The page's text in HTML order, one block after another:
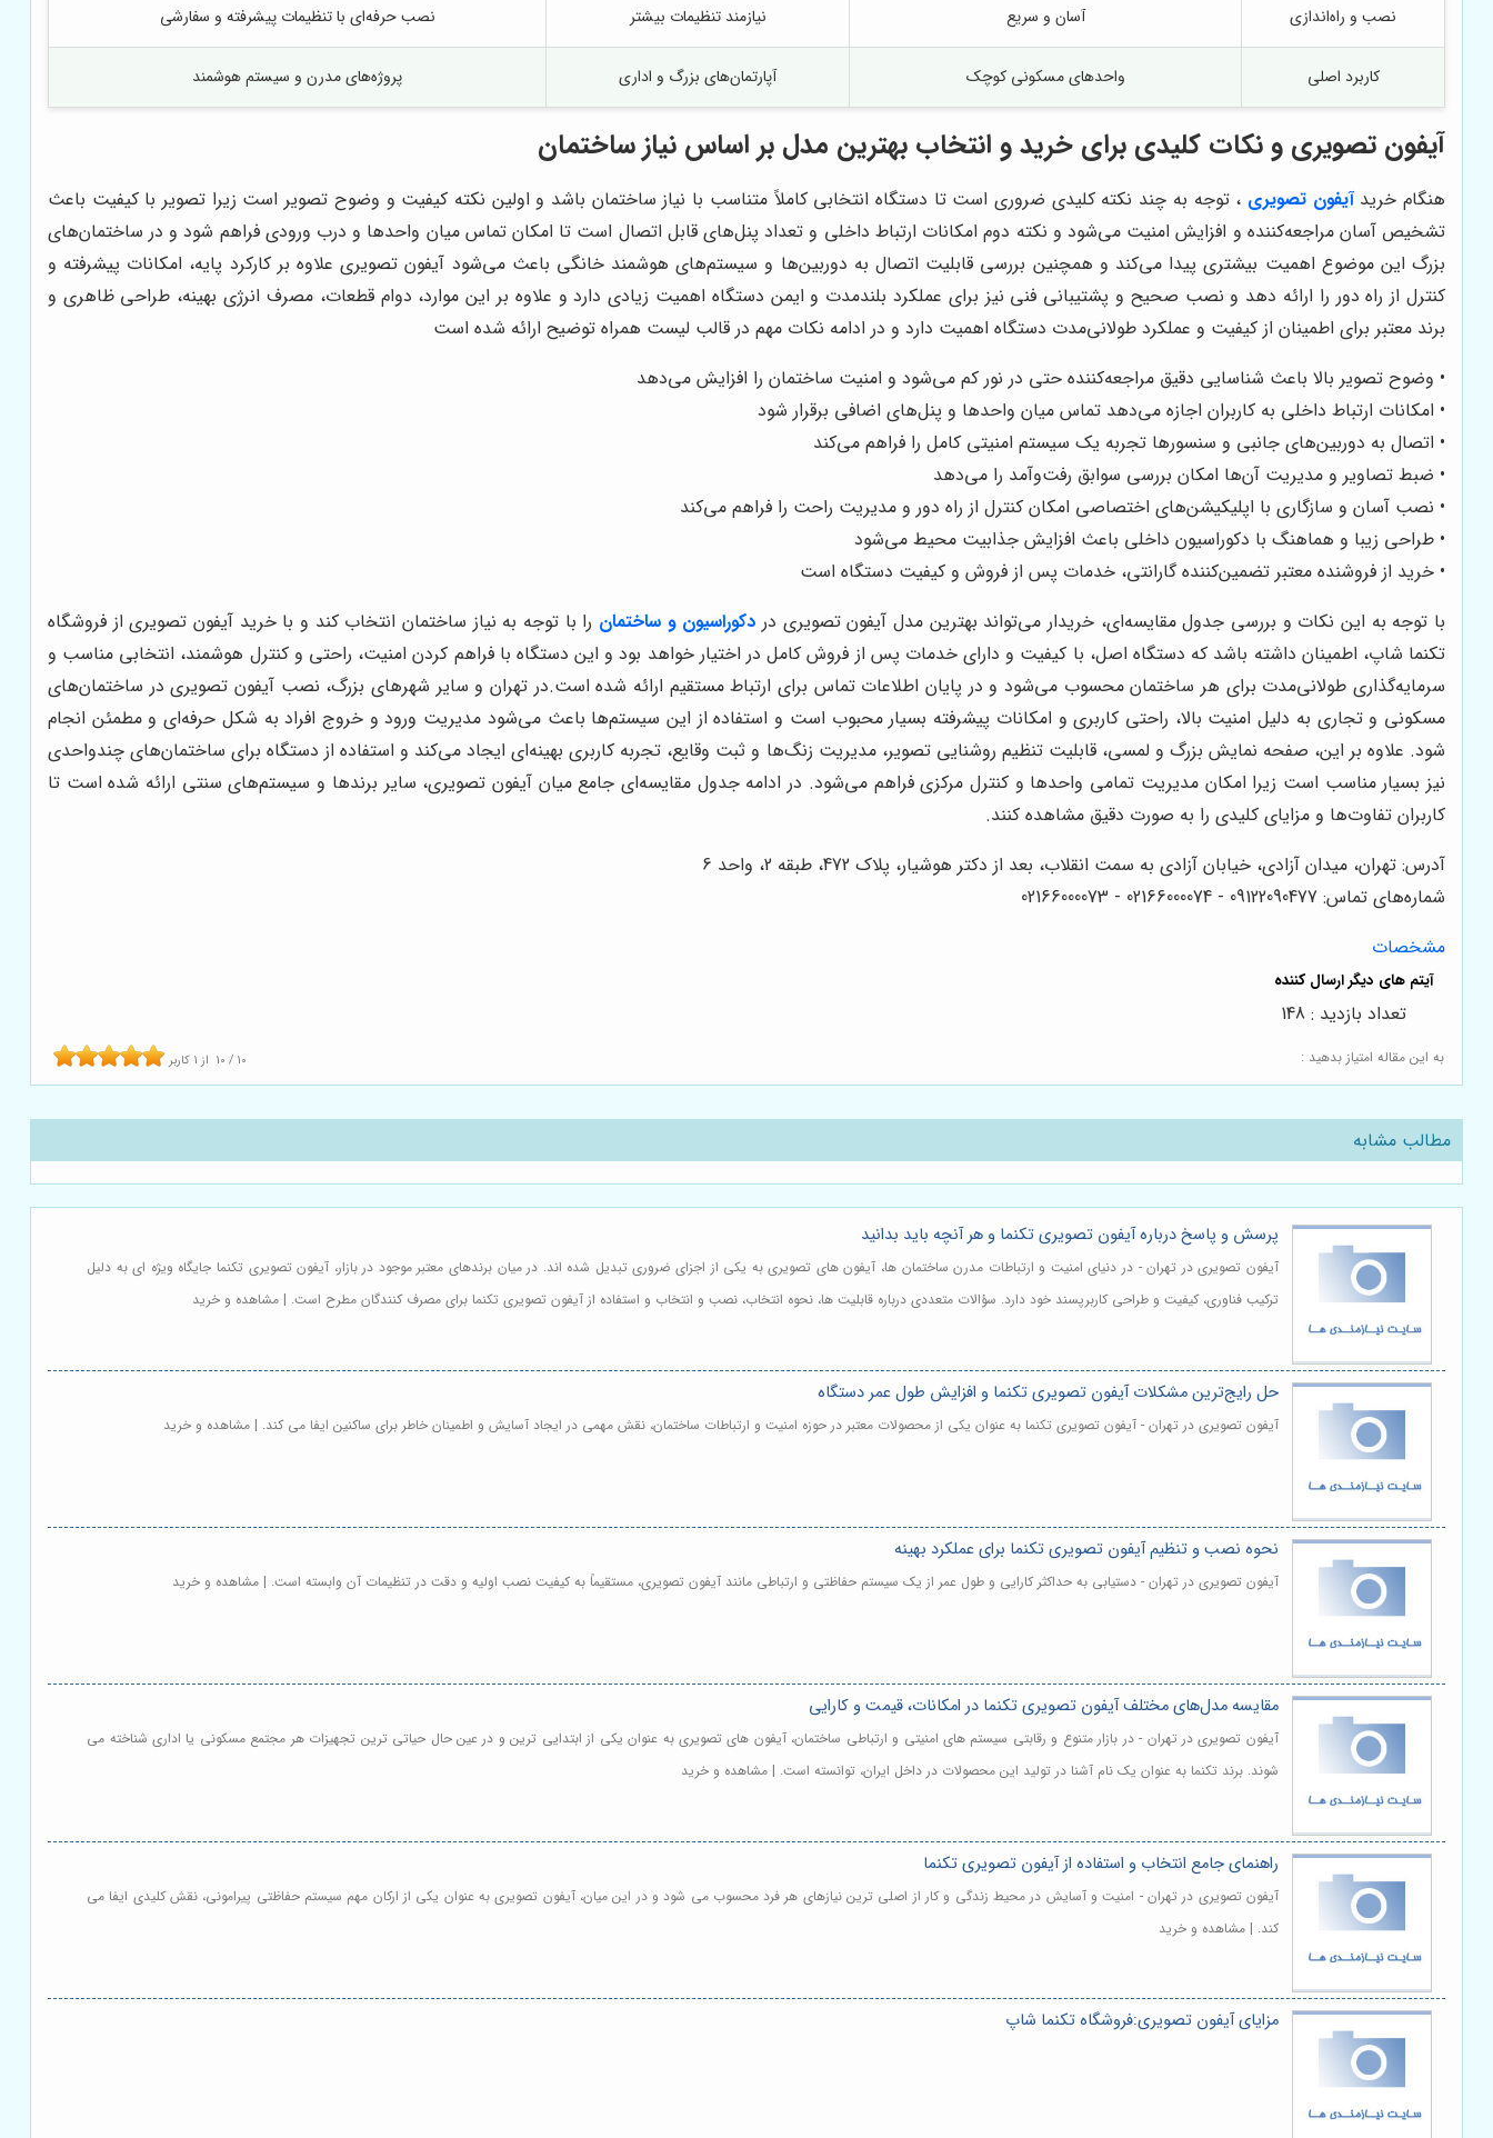
نصب و راه‌اندازی آسان و سریع نیازمند تنظیمات بیشتر نصب حرفه‌ای با تنظیمات پیشرفته و سفارشی
کاربرد اصلی واحدهای مسکونی کوچک آپارتمان‌های بزرگ و اداری پروژه‌های مدرن و سیستم هوشمند
آیفون تصویری و نکات کلیدی برای خرید و انتخاب بهترین مدل بر اساس نیاز ساختمان
هنگام خرید آیفون تصویری ، توجه به چند نکته کلیدی ضروری است تا دستگاه انتخابی کاملاً متناسب با نیاز ساختمان باشد و اولین نکته کیفیت و وضوح تصویر است زیرا تصویر با کیفیت باعث
تشخیص آسان مراجعه‌کننده و افزایش امنیت می‌شود و نکته دوم امکانات ارتباط داخلی و تعداد پنل‌های قابل اتصال است تا امکان تماس میان واحدها و درب ورودی فراهم شود و در ساختمان‌های
بزرگ این موضوع اهمیت بیشتری پیدا می‌کند و همچنین بررسی قابلیت اتصال به دوربین‌ها و سیستم‌های هوشمند خانگی باعث می‌شود آیفون تصویری علاوه بر کارکرد پایه، امکانات پیشرفته و
کنترل از راه دور را ارائه دهد و نصب صحیح و پشتیبانی فنی نیز برای عملکرد بلندمدت و ایمن دستگاه اهمیت زیادی دارد و علاوه بر این موارد، دوام قطعات، مصرف انرژی بهینه، طراحی ظاهری و
برند معتبر برای اطمینان از کیفیت و عملکرد طولانی‌مدت دستگاه اهمیت دارد و در ادامه نکات مهم در قالب لیست همراه توضیح ارائه شده است
• وضوح تصویر بالا باعث شناسایی دقیق مراجعه‌کننده حتی در نور کم می‌شود و امنیت ساختمان را افزایش می‌دهد
• امکانات ارتباط داخلی به کاربران اجازه می‌دهد تماس میان واحدها و پنل‌های اضافی برقرار شود
• اتصال به دوربین‌های جانبی و سنسورها تجربه یک سیستم امنیتی کامل را فراهم می‌کند
• ضبط تصاویر و مدیریت آن‌ها امکان بررسی سوابق رفت‌وآمد را می‌دهد
• نصب آسان و سازگاری با اپلیکیشن‌های اختصاصی امکان کنترل از راه دور و مدیریت راحت را فراهم می‌کند
• طراحی زیبا و هماهنگ با دکوراسیون داخلی باعث افزایش جذابیت محیط می‌شود
• خرید از فروشنده معتبر تضمین‌کننده گارانتی، خدمات پس از فروش و کیفیت دستگاه است
با توجه به این نکات و بررسی جدول مقایسه‌ای، خریدار می‌تواند بهترین مدل آیفون تصویری در دکوراسیون و ساختمان را با توجه به نیاز ساختمان انتخاب کند و با خرید آیفون تصویری از فروشگاه
تکنما شاپ، اطمینان داشته باشد که دستگاه اصل، با کیفیت و دارای خدمات پس از فروش کامل در اختیار خواهد بود و این دستگاه با فراهم کردن امنیت، راحتی و کنترل هوشمند، انتخابی مناسب و
سرمایه‌گذاری طولانی‌مدت برای هر ساختمان محسوب می‌شود و در پایان اطلاعات تماس برای ارتباط مستقیم ارائه شده است.در تهران و سایر شهرهای بزرگ، نصب آیفون تصویری در ساختمان‌های
مسکونی و تجاری به دلیل امنیت بالا، راحتی کاربری و امکانات پیشرفته بسیار محبوب است و استفاده از این سیستم‌ها باعث می‌شود مدیریت ورود و خروج افراد به شکل حرفه‌ای و مطمئن انجام
شود. علاوه بر این، صفحه نمایش بزرگ و لمسی، قابلیت تنظیم روشنایی تصویر، مدیریت زنگ‌ها و ثبت وقایع، تجربه کاربری بهینه‌ای ایجاد می‌کند و استفاده از دستگاه برای ساختمان‌های چندواحدی
نیز بسیار مناسب است زیرا امکان مدیریت تمامی واحدها و کنترل مرکزی فراهم می‌شود. در ادامه جدول مقایسه‌ای جامع میان آیفون تصویری، سایر برندها و سیستم‌های سنتی ارائه شده است تا
کاربران تفاوت‌ها و مزایای کلیدی را به صورت دقیق مشاهده کنند.
آدرس: تهران، میدان آزادی، خیابان آزادی به سمت انقلاب، بعد از دکتر هوشیار، پلاک 472، طبقه 2، واحد 6
شماره‌های تماس: 09122090477 - 02166000074 - 02166000073
مشخصات
به این مقاله امتیاز بدهید : 10 / 10 از1 کاربر
تعداد بازدید : 148
مطالب مشابه
پرسش و پاسخ درباره آیفون تصویری تکنما و هر آنچه باید بدانید
آیفون تصویری در تهران - در دنیای امنیت و ارتباطات مدرن ساختمان ها، آیفون های تصویری به یکی از اجزای ضروری تبدیل شده اند. در میان برندهای معتبر موجود در بازار، آیفون تصویری تکنما جایگاه ویژه ای به دلیل
ترکیب فناوری، کیفیت و طراحی کاربرپسند خود دارد. سؤالات متعددی درباره قابلیت ها، نحوه انتخاب، نصب و انتخاب و استفاده از آیفون تصویری تکنما برای مصرف کنندگان مطرح است. | مشاهده و خرید
حل رایج‌ترین مشکلات آیفون تصویری تکنما و افزایش طول عمر دستگاه
آیفون تصویری در تهران - آیفون تصویری تکنما به عنوان یکی از محصولات معتبر در حوزه امنیت و ارتباطات ساختمان، نقش مهمی در ایجاد آسایش و اطمینان خاطر برای ساکنین ایفا می کند. | مشاهده و خرید
نحوه نصب و تنظیم آیفون تصویری تکنما برای عملکرد بهینه
آیفون تصویری در تهران - دستیابی به حداکثر کارایی و طول عمر از یک سیستم حفاظتی و ارتباطی مانند آیفون تصویری، مستقیماً به کیفیت نصب اولیه و دقت در تنظیمات آن وابسته است. | مشاهده و خرید
مقایسه مدل‌های مختلف آیفون تصویری تکنما در امکانات، قیمت و کارایی
آیفون تصویری در تهران - در بازار متنوع و رقابتی سیستم های امنیتی و ارتباطی ساختمان، آیفون های تصویری به عنوان یکی از ابتدایی ترین و در عین حال حیاتی ترین تجهیزات هر مجتمع مسکونی یا اداری شناخته می
شوند. برند تکنما به عنوان یک نام آشنا در تولید این محصولات در داخل ایران، توانسته است. | مشاهده و خرید
راهنمای جامع انتخاب و استفاده از آیفون تصویری تکنما
آیفون تصویری در تهران - امنیت و آسایش در محیط زندگی و کار از اصلی ترین نیازهای هر فرد محسوب می شود و در این میان، آیفون تصویری به عنوان یکی از ارکان مهم سیستم حفاظتی پیرامونی، نقش کلیدی ایفا می
کند. | مشاهده و خرید
مزایای آیفون تصویری:فروشگاه تکنما شاپ